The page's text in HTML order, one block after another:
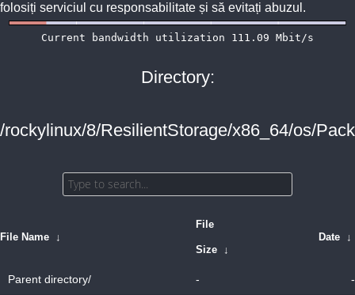
folosiți serviciul cu responsabilitate și să evitați abuzul.
Directory:
/rockylinux/8/ResilientStorage/x86_64/os/
File Name ↓
File
Size ↓
Date ↓
Parent directory/ - -